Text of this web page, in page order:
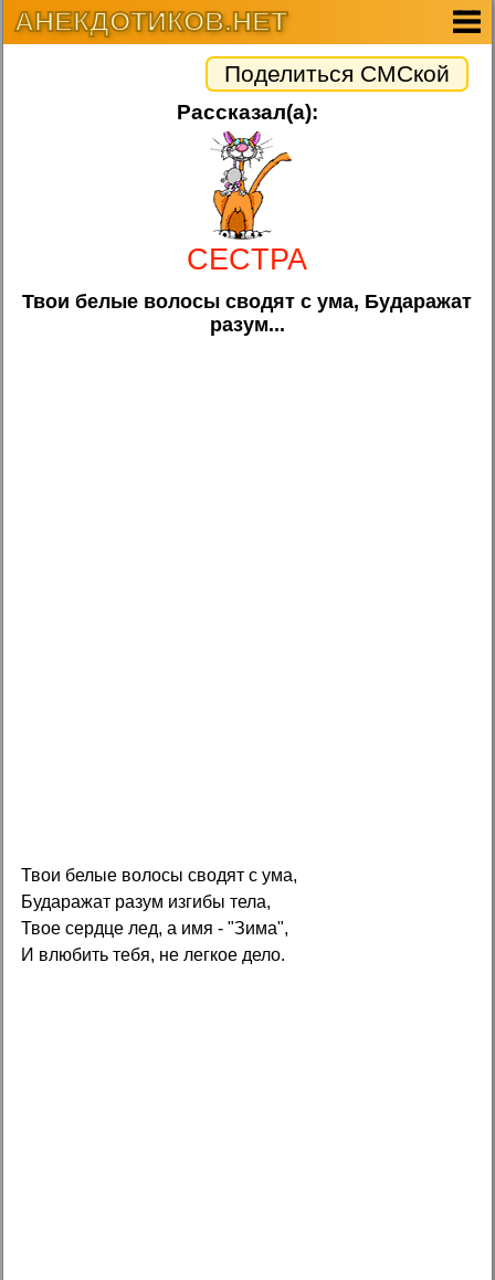
АНЕКДОТИКОВ.НЕТ
Поделиться СМСкой
Рассказал(а):
CECTPA
Твои белые волосы сводят с ума, Бударажат
разум...
Твои белые волосы сводят с ума,
Бударажат разум изгибы тела,
Твое сердце лед, а имя - "Зима",
И влюбить тебя, не легкое дело.